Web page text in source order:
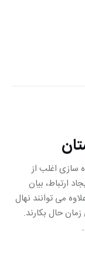
سازی اغلب از
ارتباط، بیان
می توانند نهال
حال بکارند.